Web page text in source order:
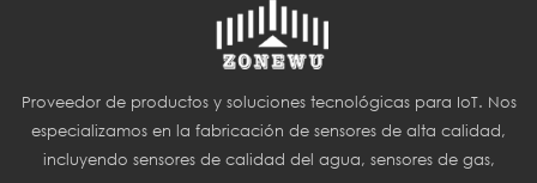
Proveedor de productos y soluciones tecnológicas para IoT. Nos
especializamos en la fabricación de sensores de alta calidad,
incluyendo sensores de calidad del agua, sensores de gas,